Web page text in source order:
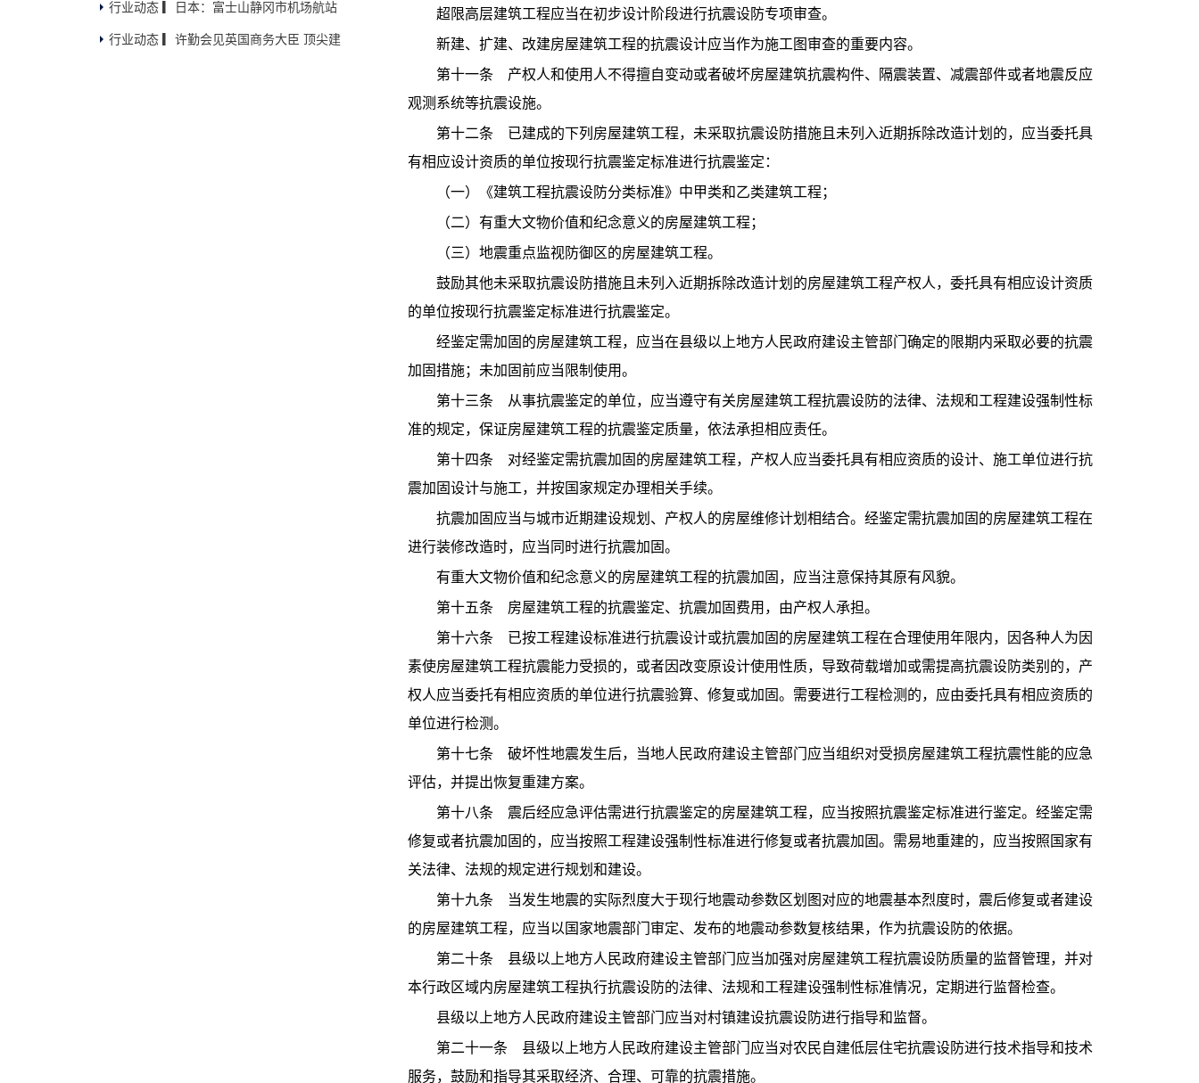
超限高层建筑工程应当在初步设计阶段进行抗震设防专项审查。
新建、扩建、改建房屋建筑工程的抗震设计应当作为施工图审查的重要内容。
第十一条 产权人和使用人不得擅自变动或者破坏房屋建筑抗震构件、隔震装置、减震部件或者地震反应
观测系统等抗震设施。
第十二条 已建成的下列房屋建筑工程，未采取抗震设防措施且未列入近期拆除改造计划的，应当委托具
有相应设计资质的单位按现行抗震鉴定标准进行抗震鉴定：
（一）《建筑工程抗震设防分类标准》中甲类和乙类建筑工程；
（二）有重大文物价值和纪念意义的房屋建筑工程；
（三）地震重点监视防御区的房屋建筑工程。
鼓励其他未采取抗震设防措施且未列入近期拆除改造计划的房屋建筑工程产权人，委托具有相应设计资质
的单位按现行抗震鉴定标准进行抗震鉴定。
经鉴定需加固的房屋建筑工程，应当在县级以上地方人民政府建设主管部门确定的限期内采取必要的抗震
加固措施；未加固前应当限制使用。
第十三条 从事抗震鉴定的单位，应当遵守有关房屋建筑工程抗震设防的法律、法规和工程建设强制性标
准的规定，保证房屋建筑工程的抗震鉴定质量，依法承担相应责任。
第十四条 对经鉴定需抗震加固的房屋建筑工程，产权人应当委托具有相应资质的设计、施工单位进行抗
震加固设计与施工，并按国家规定办理相关手续。
抗震加固应当与城市近期建设规划、产权人的房屋维修计划相结合。经鉴定需抗震加固的房屋建筑工程在
进行装修改造时，应当同时进行抗震加固。
有重大文物价值和纪念意义的房屋建筑工程的抗震加固，应当注意保持其原有风貌。
第十五条 房屋建筑工程的抗震鉴定、抗震加固费用，由产权人承担。
第十六条 已按工程建设标准进行抗震设计或抗震加固的房屋建筑工程在合理使用年限内，因各种人为因
素使房屋建筑工程抗震能力受损的，或者因改变原设计使用性质，导致荷载增加或需提高抗震设防类别的，产
权人应当委托有相应资质的单位进行抗震验算、修复或加固。需要进行工程检测的，应由委托具有相应资质的
单位进行检测。
第十七条 破坏性地震发生后，当地人民政府建设主管部门应当组织对受损房屋建筑工程抗震性能的应急
评估，并提出恢复重建方案。
第十八条 震后经应急评估需进行抗震鉴定的房屋建筑工程，应当按照抗震鉴定标准进行鉴定。经鉴定需
修复或者抗震加固的，应当按照工程建设强制性标准进行修复或者抗震加固。需易地重建的，应当按照国家有
关法律、法规的规定进行规划和建设。
第十九条 当发生地震的实际烈度大于现行地震动参数区划图对应的地震基本烈度时，震后修复或者建设
的房屋建筑工程，应当以国家地震部门审定、发布的地震动参数复核结果，作为抗震设防的依据。
第二十条 县级以上地方人民政府建设主管部门应当加强对房屋建筑工程抗震设防质量的监督管理，并对
本行政区域内房屋建筑工程执行抗震设防的法律、法规和工程建设强制性标准情况，定期进行监督检查。
县级以上地方人民政府建设主管部门应当对村镇建设抗震设防进行指导和监督。
第二十一条 县级以上地方人民政府建设主管部门应当对农民自建低层住宅抗震设防进行技术指导和技术
服务，鼓励和指导其采取经济、合理、可靠的抗震措施。
名单
行业动态 ▎日本：富士山静冈市机场航站
楼设计方确定
行业动态 ▎许勤会见英国商务大臣 顶尖建